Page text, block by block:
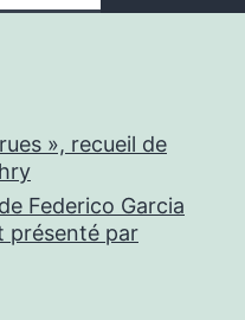
», recueil de
Federico Garcia
présenté par